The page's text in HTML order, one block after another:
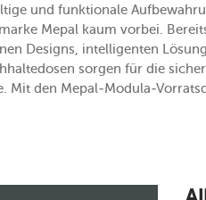
und funktionale
Mepal kaum vorbei.
Designs, intelligenten
sorgen für die
Mit den Mepal-Modula-